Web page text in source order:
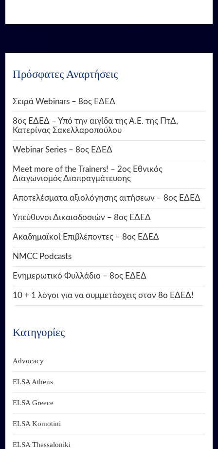
Πρόσφατες Αναρτήσεις
Σειρά Webinars – 8ος ΕΔΕΔ
8ος ΕΔΕΔ – Υπό την αιγίδα της Α.Ε. της ΠτΔ,
Κατερίνας Σακελλαροπούλου
Webinar Series – 8ος ΕΔΕΔ
Meet more of the Trainers! – 2ος Εθνικός
Διαγωνισμός Διαπραγμάτευσης
Αποτελέσματα αξιολόγησης αιτήσεων – 8ος ΕΔΕΔ
Υπεύθυνοι Δικαιοδοσιών – 8ος ΕΔΕΔ
Ακαδημαϊκοί Επιβλέποντες – 8ος ΕΔΕΔ
NMCC Podcasts
Ενημερωτικό Φυλλάδιο – 8ος ΕΔΕΔ
10 + 1 λόγοι για να συμμετάσχεις στον 8ο ΕΔΕΔ!
Κατηγορίες
Advocacy
ELSA Athens
ELSA Greece
ELSA Komotini
ELSA Thessaloniki